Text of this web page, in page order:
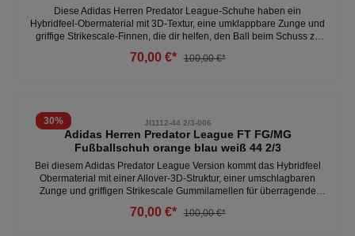
Diese Adidas Herren Predator League-Schuhe haben ein
Hybridfeel-Obermaterial mit 3D-Textur, eine umklappbare Zunge und
griffige Strikescale-Finnen, die dir helfen, den Ball beim Schuss zu
hartem Boden und Kunstrasen. - normale Passform - umklappbare
70,00 €* 100,00 €*
30% JI1112-44 2/3-006
Adidas Herren Predator League FT FG/MG
Fußballschuh orange blau weiß 44 2/3
Bei diesem Adidas Predator League Version kommt das Hybridfeel
Obermaterial mit einer Allover-3D-Struktur, einer umschlagbaren
Zunge und griffigen Strikescale Gummilamellen für überragende
Performance auf festen Böden und Kunstrasen.- für Kunstrasen und
70,00 €* 100,00 €*